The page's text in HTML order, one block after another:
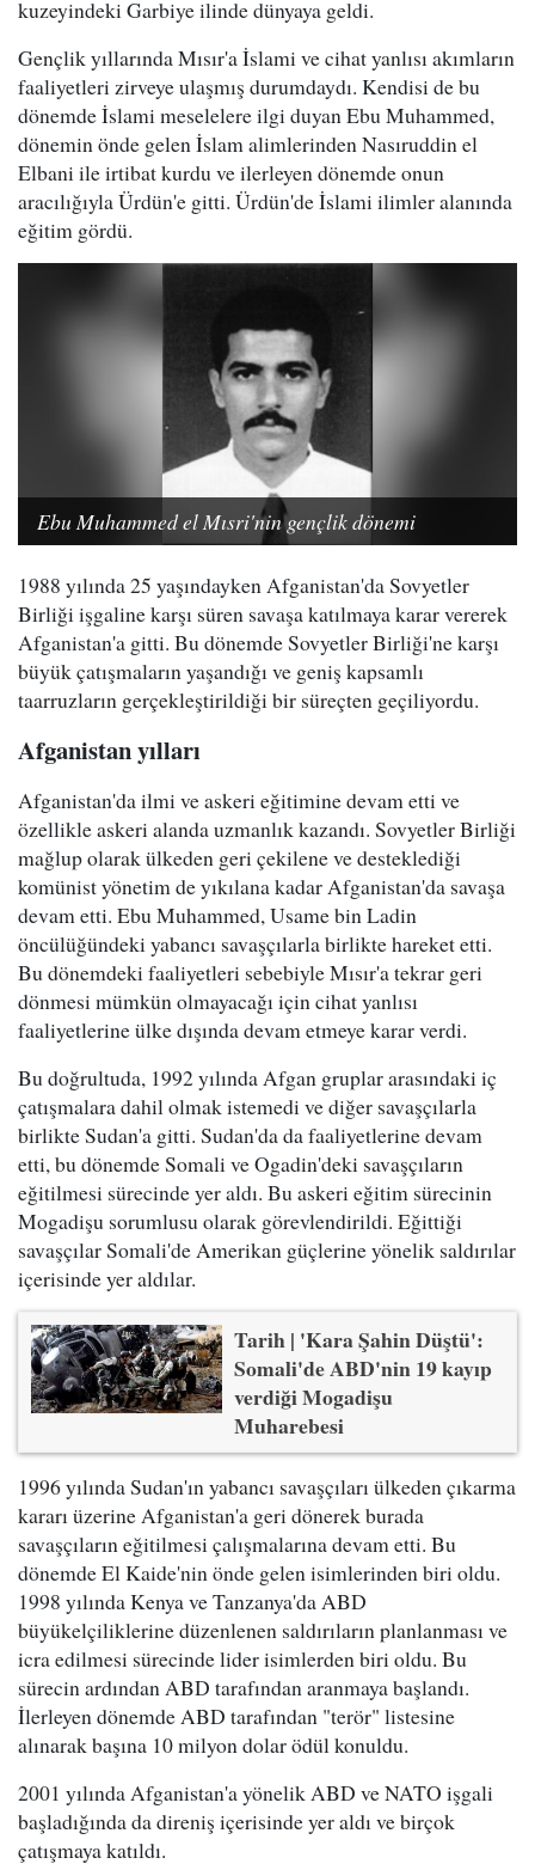
kuzeyindeki Garbiye ilinde dünyaya geldi.
Gençlik yıllarında Mısır'a İslami ve cihat yanlısı akımların
faaliyetleri zirveye ulaşmış durumdaydı. Kendisi de bu
dönemde İslami meselelere ilgi duyan Ebu Muhammed,
dönemin önde gelen İslam alimlerinden Nasıruddin el
Elbani ile irtibat kurdu ve ilerleyen dönemde onun
aracılığıyla Ürdün'e gitti. Ürdün'de İslami ilimler alanında
eğitim gördü.
Ebu Muhammed el Mısri'nin gençlik dönemi
1988 yılında 25 yaşındayken Afganistan'da Sovyetler
Birliği işgaline karşı süren savaşa katılmaya karar vererek
Afganistan'a gitti. Bu dönemde Sovyetler Birliği'ne karşı
büyük çatışmaların yaşandığı ve geniş kapsamlı
taarruzların gerçekleştirildiği bir süreçten geçiliyordu.
Afganistan yılları
Afganistan'da ilmi ve askeri eğitimine devam etti ve
özellikle askeri alanda uzmanlık kazandı. Sovyetler Birliği
mağlup olarak ülkeden geri çekilene ve desteklediği
komünist yönetim de yıkılana kadar Afganistan'da savaşa
devam etti. Ebu Muhammed, Usame bin Ladin
öncülüğündeki yabancı savaşçılarla birlikte hareket etti.
Bu dönemdeki faaliyetleri sebebiyle Mısır'a tekrar geri
dönmesi mümkün olmayacağı için cihat yanlısı
faaliyetlerine ülke dışında devam etmeye karar verdi.
Bu doğrultuda, 1992 yılında Afgan gruplar arasındaki iç
çatışmalara dahil olmak istemedi ve diğer savaşçılarla
birlikte Sudan'a gitti. Sudan'da da faaliyetlerine devam
etti, bu dönemde Somali ve Ogadin'deki savaşçıların
eğitilmesi sürecinde yer aldı. Bu askeri eğitim sürecinin
Mogadişu sorumlusu olarak görevlendirildi. Eğittiği
savaşçılar Somali'de Amerikan güçlerine yönelik saldırılar
içerisinde yer aldılar.
Tarih | 'Kara Şahin Düştü':
Somali'de ABD'nin 19 kayıp
verdiği Mogadişu
Muharebesi
1996 yılında Sudan'ın yabancı savaşçıları ülkeden çıkarma
kararı üzerine Afganistan'a geri dönerek burada
savaşçıların eğitilmesi çalışmalarına devam etti. Bu
dönemde El Kaide'nin önde gelen isimlerinden biri oldu.
1998 yılında Kenya ve Tanzanya'da ABD
büyükelçiliklerine düzenlenen saldırıların planlanması ve
icra edilmesi sürecinde lider isimlerden biri oldu. Bu
sürecin ardından ABD tarafından aranmaya başlandı.
İlerleyen dönemde ABD tarafından "terör" listesine
alınarak başına 10 milyon dolar ödül konuldu.
2001 yılında Afganistan'a yönelik ABD ve NATO işgali
başladığında da direniş içerisinde yer aldı ve birçok
çatışmaya katıldı.